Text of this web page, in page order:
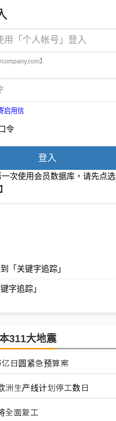
】
启用信
令
登入
次使用会员数据库，请先点选
「关键字追踪」
字追踪」
311大地震
日圆紧急预算案
生产线计划停工数日
全面复工